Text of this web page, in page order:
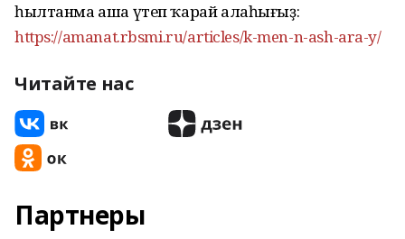
һылтанма аша үтеп ҡарай алаһығыҙ:
https://amanat.rbsmi.ru/articles/k-men-n-ash-ara-y/
Читайте нас
Партнеры